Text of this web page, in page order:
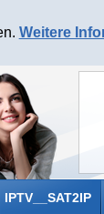
Weitere
IPTV__SAT2IP